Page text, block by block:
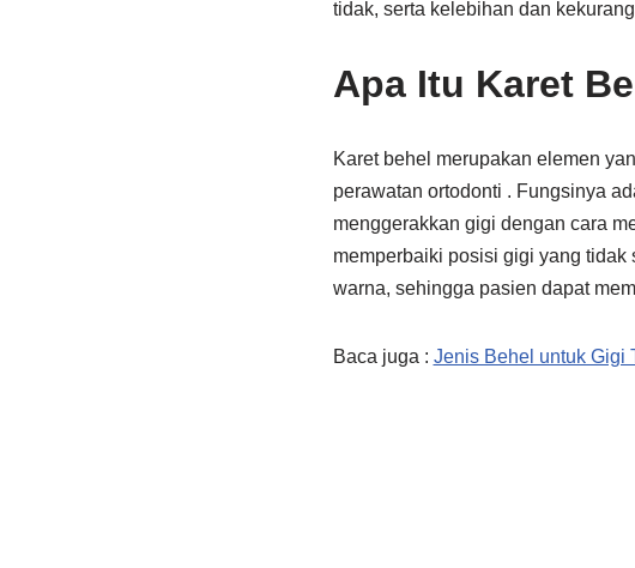
tidak, serta kelebihan dan
Apa Itu Karet
Karet behel merupakan elemen
perawatan ortodonti . Fungsinya
menggerakkan gigi dengan cara
memperbaiki posisi gigi yang
warna, sehingga pasien dapat
Baca juga : Jenis Behel untuk Gigi